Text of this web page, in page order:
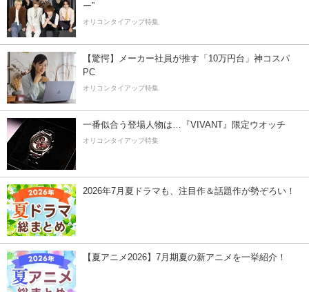
ー”
オリコンタイアップ特集
【驚愕】メーカー社員が推す「10万円台」神コスパ
PC
オリコンタイアップ特集
一番似合う登場人物は…『VIVANT』限定ウオッチ
オリコンタイアップ特集
2026年7月夏ドラマも、注目作＆話題作が勢ぞろい！
【夏アニメ2026】7月期夏の新アニメを一挙紹介！